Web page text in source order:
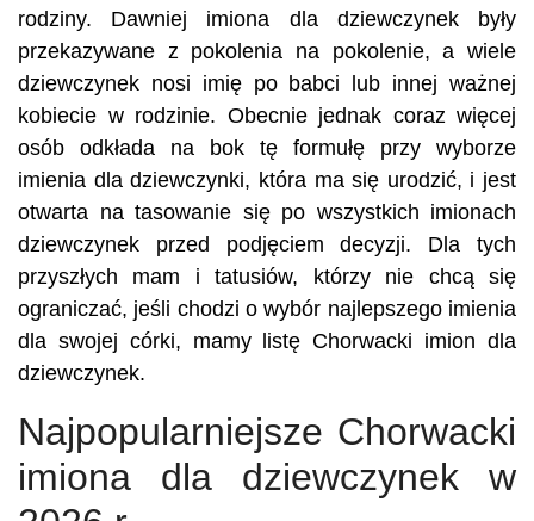
rodziny. Dawniej imiona dla dziewczynek były
przekazywane z pokolenia na pokolenie, a wiele
dziewczynek nosi imię po babci lub innej ważnej
kobiecie w rodzinie. Obecnie jednak coraz więcej
osób odkłada na bok tę formułę przy wyborze
imienia dla dziewczynki, która ma się urodzić, i jest
otwarta na tasowanie się po wszystkich imionach
dziewczynek przed podjęciem decyzji. Dla tych
przyszłych mam i tatusiów, którzy nie chcą się
ograniczać, jeśli chodzi o wybór najlepszego imienia
dla swojej córki, mamy listę Chorwacki imion dla
dziewczynek.
Najpopularniejsze Chorwacki
imiona dla dziewczynek w